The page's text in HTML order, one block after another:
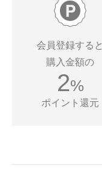
会員登録すると
購入金額の
2%
ポイント還元